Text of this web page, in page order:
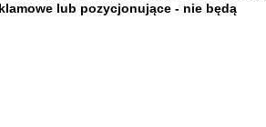
lub pozycjonujące - nie będą